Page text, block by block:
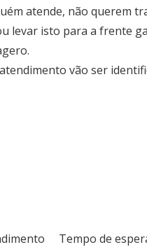
atende, não querem
levar isto para a frente
vão ser
Tempo de